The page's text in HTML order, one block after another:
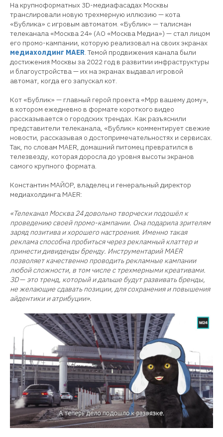
На крупноформатных 3D-медиафасадах Москвы
транслировали новую трехмерную иллюзию — кота
«Бублика» с игровым автоматом. «Бублик» — талисман
телеканала «Москва 24» (АО «Москва Медиа») — стал лицом
его промо-кампании, которую реализовал на своих экранах
медиахолдинг MAER. Темой продвижения канала были
достижения Москвы за 2022 год в развитии инфраструктуры
и благоустройства — их на экранах выдавал игровой
автомат, когда его запускал кот.
Кот «Бублик» — главный герой проекта «Мрр вашему дому»,
в котором ежедневно в формате короткого видео
рассказывается о городских трендах. Как разъяснили
представители телеканала, «Бублик» комментирует свежие
новости, рассказывая о достопримечательностях и сервисах.
Так, по словам MAER, домашний питомец превратился в
телезвезду, которая доросла до уровня высоты экранов
самого крупного формата.
Константин МАЙОР, владелец и генеральный директор
медиахолдинга MAER:
«Телеканал Москва 24 довольно творчески подошёл к
проведению своей промо-кампании. Она подарила зрителям
заряд позитива и хорошего настроения. Именно такая
реклама способна пробиться через рекламный клаттер и
принести дивиденды бренду. Инструментарий MAER
позволяет качественно проводить рекламные кампании
любой сложности, в том числе с трехмерными креативами.
3D— это тренд, который и дальше будут развивать бренды,
не желающие сдавать позиции, для сохранения и повышения
айдентики и атрибуции».